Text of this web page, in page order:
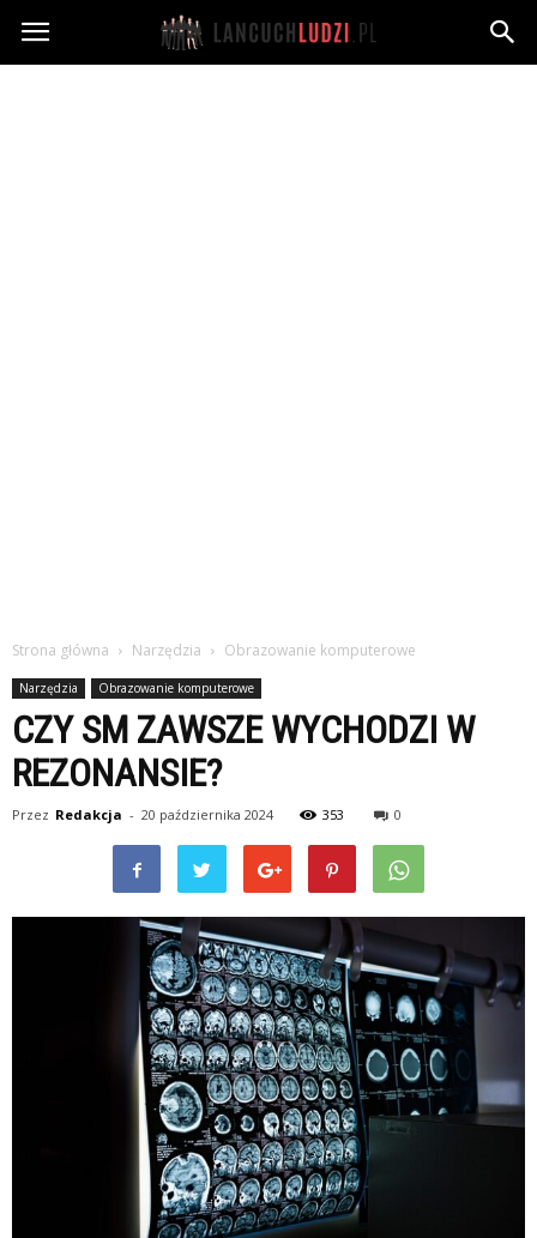
Lancuchludzi.pl
Strona główna Narzędzia Obrazowanie komputerowe
Narzędzia Obrazowanie komputerowe
CZY SM ZAWSZE WYCHODZI W
REZONANSIE?
Przez Redakcja - 20 października 2024 353 0